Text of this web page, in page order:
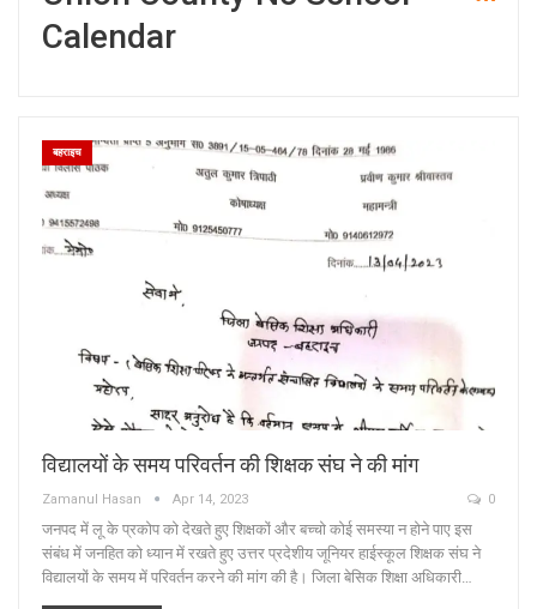
Calendar
बहराइच
विद्यालयों के समय परिवर्तन की शिक्षक संघ ने की मांग
Zamanul Hasan Apr 14, 2023 0
जनपद में लू के प्रकोप को देखते हुए शिक्षकों और बच्चो कोई समस्या न होने पाए इस
संबंध में जनहित को ध्यान में रखते हुए उत्तर प्रदेशीय जूनियर हाईस्कूल शिक्षक संघ ने
विद्यालयों के समय में परिवर्तन करने की मांग की है। जिला बेसिक शिक्षा अधिकारी…